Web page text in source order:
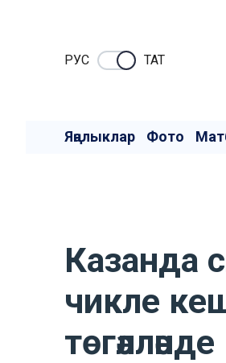
РУC ТАТ
Яңалыклар Фото
Казанда
чикле
төгәлләнде